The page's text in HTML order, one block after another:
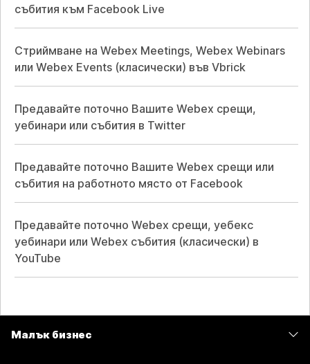
събития към Facebook Live
Стриймване на Webex Meetings, Webex Webinars
или Webex Events (класически) във Vbrick
Предавайте поточно Вашите Webex срещи,
уебинари или събития в Twitter
Предавайте поточно Вашите Webex срещи или
събития на работното място от Facebook
Предавайте поточно Webex срещи, уебекс
уебинари или Webex събития (класически) в
YouTube
Малък бизнес